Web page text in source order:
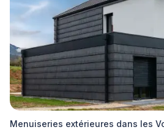
Menuiseries extérieures dans les